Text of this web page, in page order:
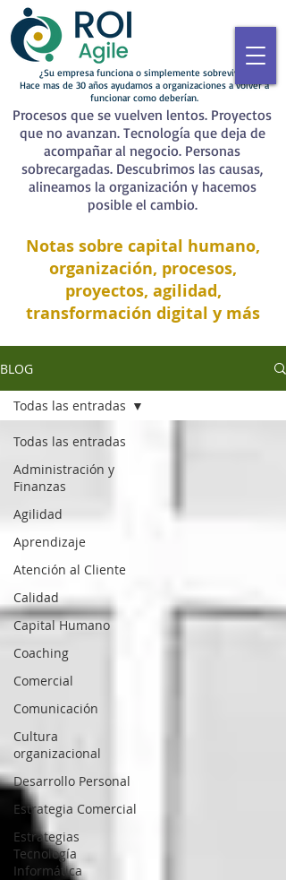
¿Su empresa funciona o simplemente sobrevive?
Hace mas de 30 años ayudamos a organizaciones a volver a
funcionar como deberían.
Procesos que se vuelven lentos. Proyectos
que no avanzan. Tecnología que deja de
acompañar al negocio. Personas
sobrecargadas. Descubrimos las causas,
alineamos la organización y hacemos
posible el cambio.
Notas sobre capital humano,
organización, procesos,
proyectos, agilidad,
transformación digital y más
BLOG
Todas las entradas
Administración y
Finanzas
Agilidad
Aprendizaje
Atención al Cliente
Calidad
Capital Humano
Coaching
Comercial
Comunicación
Cultura
organizacional
Desarrollo Personal
Estrategia Comercial
Estrategias
Tecnología
Informática
Todas las entradas